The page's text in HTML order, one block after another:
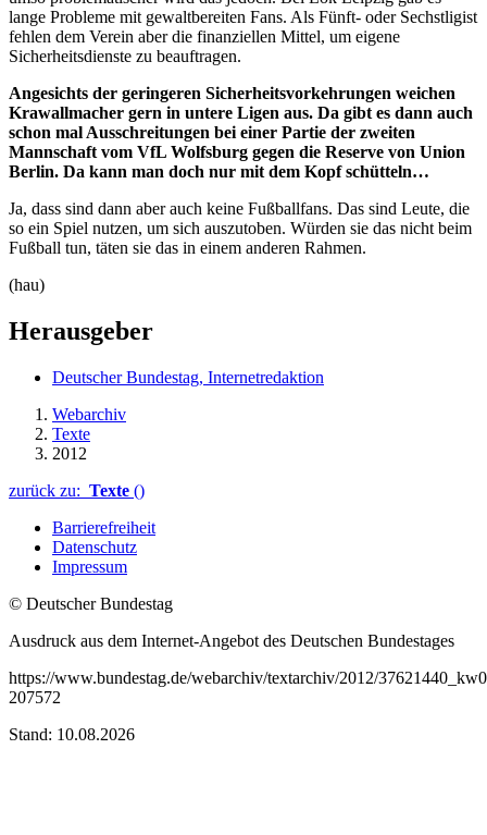
lange Probleme mit gewaltbereiten Fans. Als Fünft- oder Sechstligist
fehlen dem Verein aber die finanziellen Mittel, um eigene
Sicherheitsdienste zu beauftragen.
Angesichts der geringeren Sicherheitsvorkehrungen weichen
Krawallmacher gern in untere Ligen aus. Da gibt es dann auch
schon mal Ausschreitungen bei einer Partie der zweiten
Mannschaft vom VfL Wolfsburg gegen die Reserve von Union
Berlin. Da kann man doch nur mit dem Kopf schütteln…
Ja, dass sind dann aber auch keine Fußballfans. Das sind Leute, die
so ein Spiel nutzen, um sich auszutoben. Würden sie das nicht beim
Fußball tun, täten sie das in einem anderen Rahmen.
(hau)
Herausgeber
Deutscher Bundestag, Internetredaktion
Webarchiv
Texte
2012
zurück zu: Texte ()
Barrierefreiheit
Datenschutz
Impressum
© Deutscher Bundestag
Ausdruck aus dem Internet-Angebot des Deutschen Bundestages
https://www.bundestag.de/webarchiv/textarchiv/2012/
207572
Stand: 10.08.2026